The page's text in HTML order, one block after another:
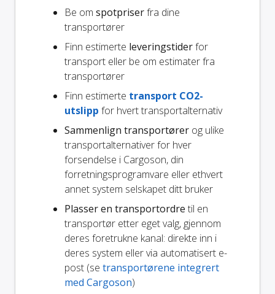
Be om spotpriserfra dine
transportører
Finn estimerte leveringstiderfor
transport eller be om estimater fra
transportører
Finn estimerte transport CO2-
utslipp for hvert transportalternativ
Sammenlign transportører og ulike
transportalternativer for hver
forsendelse i Cargoson, din
forretningsprogramvare eller ethvert
annet system selskapet ditt bruker
Plasser en transportordre til en
transportør etter eget valg, gjennom
deres foretrukne kanal: direkte inn i
deres system eller via automatisert e-
post (se transportørene integrert
med Cargoson)